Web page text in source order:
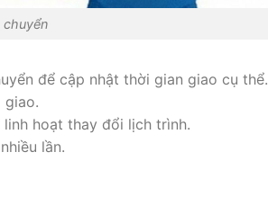
chuyển
để cập nhật thời gian giao cụ thể.
giao.
hoạt thay đổi lịch trình.
lần.